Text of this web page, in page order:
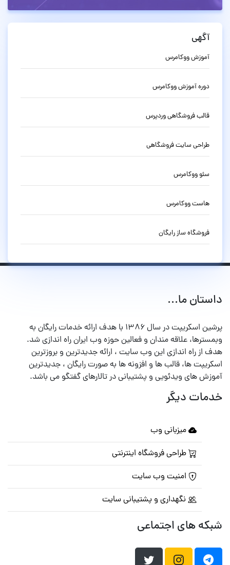
آگهی
آموزش ووکامرس
دوره آموزش ووکامرس
قالب فروشگاهی وردپرس
طراحی سایت فروشگاهی
سئو ووکامرس
هاست ووکامرس
فروشگاه ساز رایگان
داستان ما...
پرشین اسکریپت در سال ۱۳۸۶ با هدف ارائه خدمات رایگان به
وبمسترها، علاقه مندان و فعالین حوزه وب ایران راه اندازی شد.
هدف از راه اندازی این وب سایت ، ارائه جدیدترین و بروزترین
اسکریپت ها، قالب ها و افزونه ها به صورت رایگان ، جدیدترین
آموزش های ویدئویی و پشتیبانی در تالارهای گفتگو می باشد.
خدمات دیگر
میزبانی وب
طراحی فروشگاه اینترنتی
امنیت وب سایت
نگهداری و پشتیبانی سایت
شبکه های اجتماعی